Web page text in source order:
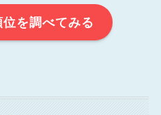
を調べてみる